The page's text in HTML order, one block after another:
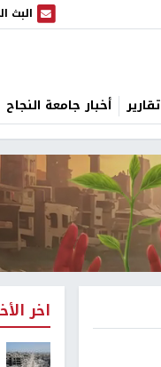
البثالبث
تقارير أخبار جامعة النجاح
اخر